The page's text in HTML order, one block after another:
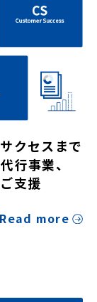
クセスまで
行事業、
支援
Read more